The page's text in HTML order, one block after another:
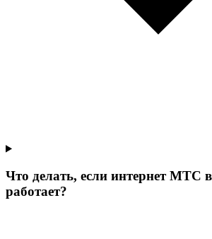
Что делать, если интернет МТС
работает?